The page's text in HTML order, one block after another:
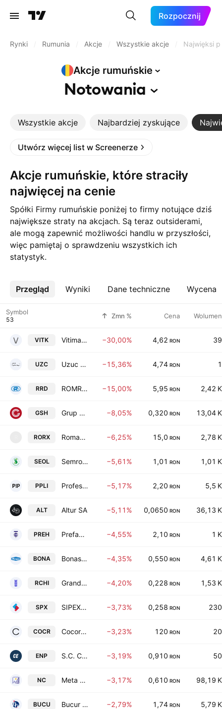
Rozpocznij
Rynki Rumunia Akcje Wszystkie akcje Najwięksi
Akcje rumuńskie
Notowania
Wszystkie akcje Najbardziej zyskujące
Utwórz więcej list w Screenerze
Akcje rumuńskie, które straciły
najwięcej na cenie
Spółki Firmy rumuńskie poniżej to firmy notujące dziś
największe straty na akcjach. Są teraz outsiderami,
ale mogą zapewnić możliwości handlu w przyszłości,
więc pamiętaj o sprawdzeniu wszystkich ich
statystyk.
Przegląd Wyniki Dane techniczne Wycena
Więcej
Symbol Zmn % Cena Wolumen
VITK Vitimas SA Tecuci −30,00% 4,62 RON 39
UZC Uzuc S.A. −15,36% 4,74 RON 1
RRD ROMRADIATOARE S.A. −15,00% 5,95 RON 2,42 K
GSH Grup Serban Holding S.A. −8,05% 0,320 RON 13,04 K
RORX Romaero SA −6,25% 15,0 RON 2,78 K
SEOL Semrom Oltenia SA Craiova −5,61% 1,01 RON 1,01 K
PPLI Professional Imo Partners S.A. −5,17% 2,20 RON 5,5 K
ALT Altur SA −5,11% 0,0650 RON 36,13 K
PREH Prefab SA −4,55% 2,10 RON 1 K
BONA Bonas Import Export S.A. −4,35% 0,550 RON 4,61 K
RCHI Grand Hotel Bucharest S.A. −4,20% 0,228 RON 1,53 K
SPX SIPEX Company −3,73% 0,258 RON 230
COCR Cocor SA −3,23% 120 RON 20
ENP S.C. COMPANIA ENERGOPETROL S.A. −3,19% 0,910 RON 50
NC Meta Estate Trust S.A. −3,17% 0,610 RON 98,19 K
BUCU Bucur Obor SA −2,79% 1,74 RON 5,79 K